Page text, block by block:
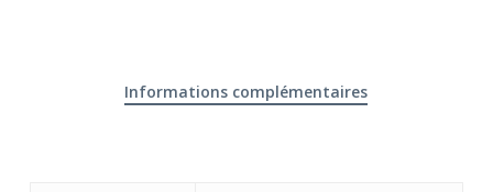
Informations complémentaires